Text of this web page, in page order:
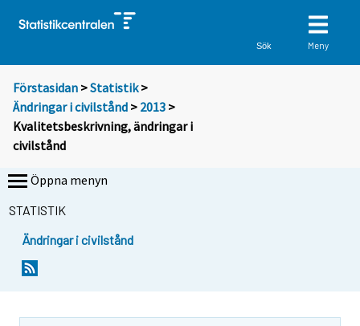
Sök Meny
Förstasidan >Statistik >
Ändringar i civilstånd > 2013 >
Kvalitetsbeskrivning, ändringar i
civilstånd
Öppna menyn
STATISTIK
Ändringar i civilstånd